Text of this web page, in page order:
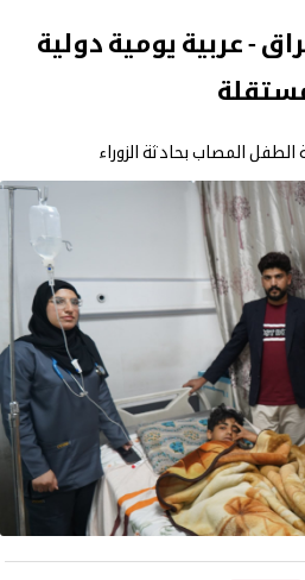
- عربية يومية دولية
الطفل المصاب بحادثة الزوراء